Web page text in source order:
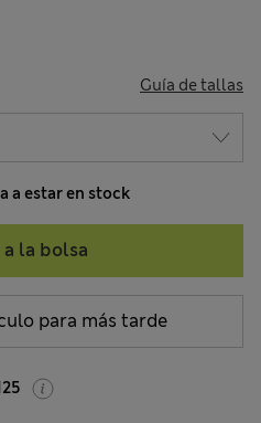
Guía de tallas
a estar en stock
la bolsa
para más tarde